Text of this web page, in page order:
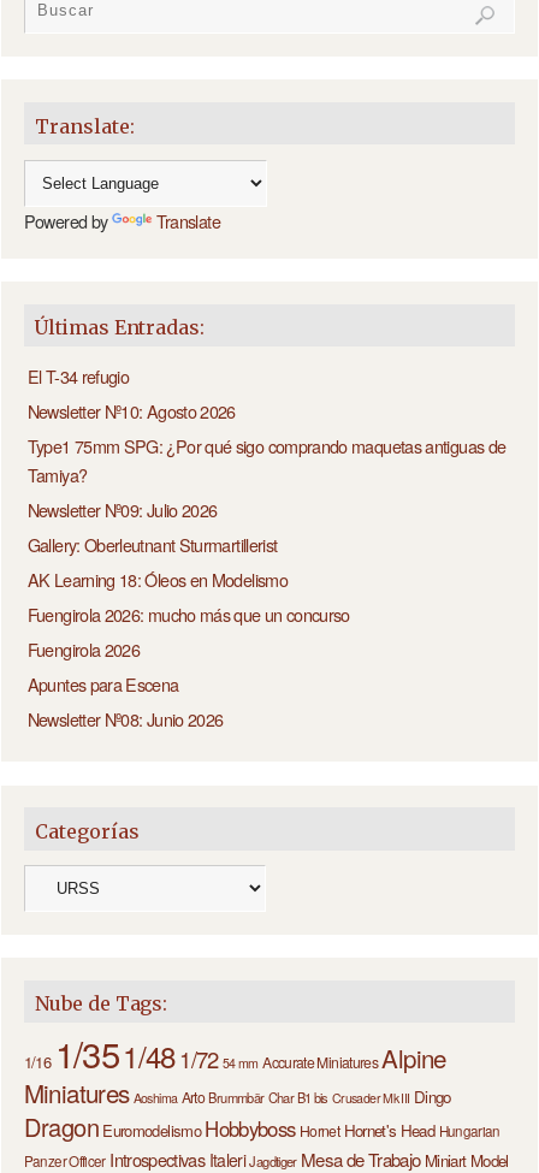
Translate:
Powered by Translate
Últimas Entradas:
El T-34 refugio
Newsletter Nº10: Agosto 2026
Type1 75mm SPG: ¿Por qué sigo comprando maquetas antiguas de
Tamiya?
Newsletter Nº09: Julio 2026
Gallery: Oberleutnant Sturmartillerist
AK Learning 18: Óleos en Modelismo
Fuengirola 2026: mucho más que un concurso
Fuengirola 2026
Apuntes para Escena
Newsletter Nº08: Junio 2026
Categorías
Nube de Tags:
1/16 1/351/481/72 54 mm Accurate MiniaturesAlpine
Miniatures Aoshima Arto Brummbär Char B1 bis Crusader Mk III Dingo
Dragon Euromodelismo Hobbyboss Hornet Hornet's Head Hungarian
Panzer Officer Introspectivas Italeri Jagdtiger Mesa de Trabajo Miniart Model